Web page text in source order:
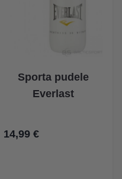
Sporta pudele
Everlast
14,99 €